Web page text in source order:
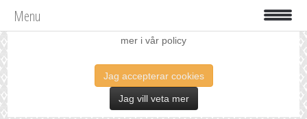
Vi använder oss av cookies för att förbättra din upplevelse. Läs
mer i vår policy
Jag accepterar cookies
Jag vill veta mer
Menu